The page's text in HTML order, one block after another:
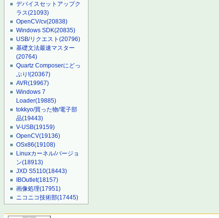
デバイスセットアップク
ラス(21093)
OpenCV/cv(20838)
Windows SDK(20835)
USB/リクエスト(20796)
基礎文法最速マスター
(20764)
Quartz Composerにどっ
ぷり!(20367)
AVR(19967)
Windows 7
Loader(19885)
tokkyo/買った物/電子部
品(19443)
V-USB(19159)
OpenCV(19136)
OSx86(19108)
Linuxカーネル/バージョ
ン(18913)
JXD S5110(18443)
IBOutlet(18157)
画像処理(17951)
ニコニコ技術部(17445)